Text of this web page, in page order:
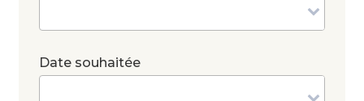
Date souhaitée